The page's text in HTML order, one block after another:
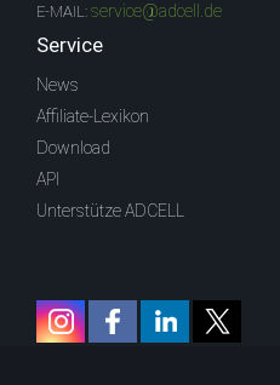
E-MAIL: service@adcell.de
Service
News
Affiliate-Lexikon
Download
API
Unterstütze ADCELL